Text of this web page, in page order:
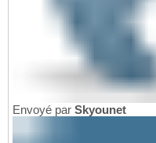
Envoyé par Skyounet